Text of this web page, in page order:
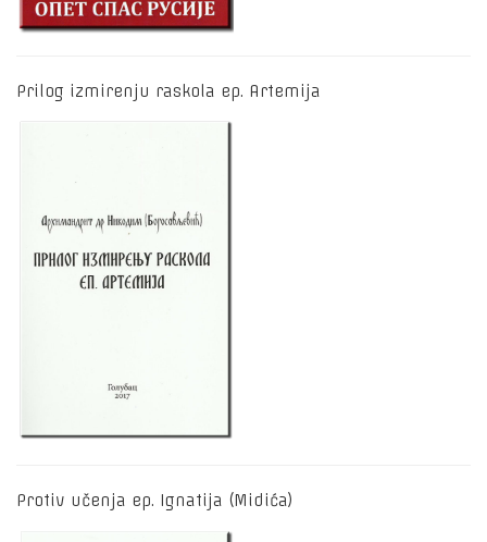
Prilog izmirenju raskola ep. Artemija
Protiv učenja ep. Ignatija (Midića)